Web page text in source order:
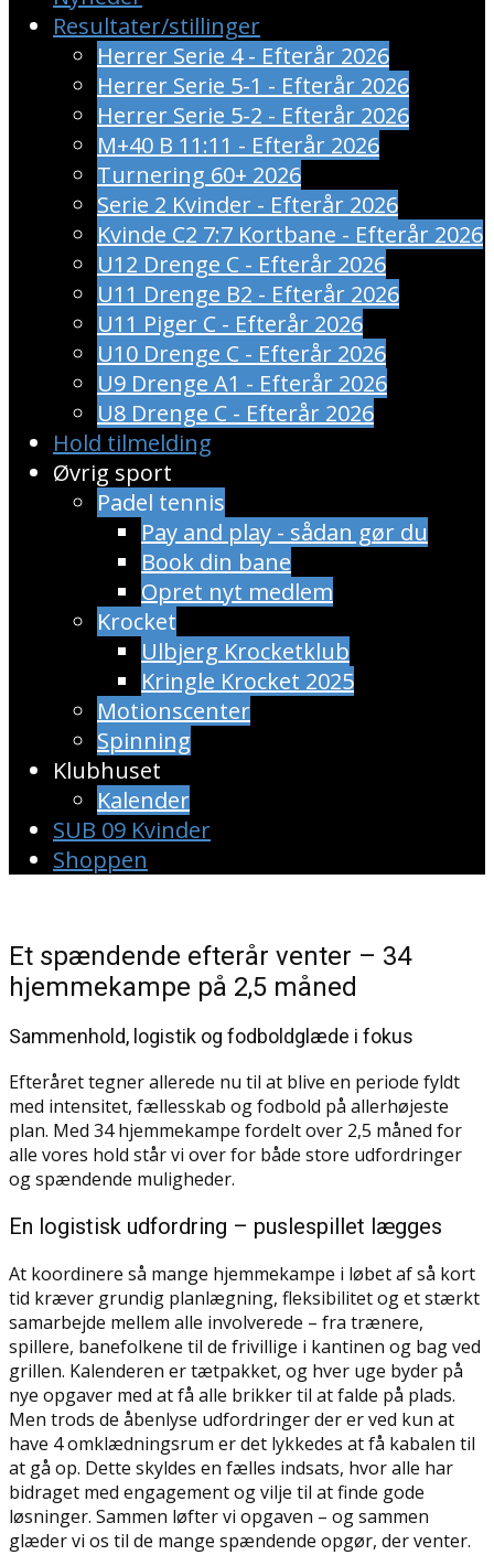
Resultater/stillinger
Herrer Serie 4 - Efterår 2026
Herrer Serie 5-1 - Efterår 2026
Herrer Serie 5-2 - Efterår 2026
M+40 B 11:11 - Efterår 2026
Turnering 60+ 2026
Serie 2 Kvinder - Efterår 2026
Kvinde C2 7:7 Kortbane - Efterår 2026
U12 Drenge C - Efterår 2026
U11 Drenge B2 - Efterår 2026
U11 Piger C - Efterår 2026
U10 Drenge C - Efterår 2026
U9 Drenge A1 - Efterår 2026
U8 Drenge C - Efterår 2026
Hold tilmelding
Øvrig sport
Padel tennis
Pay and play - sådan gør du
Book din bane
Opret nyt medlem
Krocket
Ulbjerg Krocketklub
Kringle Krocket 2025
Motionscenter
Spinning
Klubhuset
Kalender
SUB 09 Kvinder
Shoppen
Et spændende efterår venter – 34
hjemmekampe på 2,5 måned
Sammenhold, logistik og fodboldglæde i fokus
Efteråret tegner allerede nu til at blive en periode fyldt
med intensitet, fællesskab og fodbold på allerhøjeste
plan. Med 34 hjemmekampe fordelt over 2,5 måned for
alle vores hold står vi over for både store udfordringer
og spændende muligheder.
En logistisk udfordring – puslespillet lægges
At koordinere så mange hjemmekampe i løbet af så kort
tid kræver grundig planlægning, fleksibilitet og et stærkt
samarbejde mellem alle involverede – fra trænere,
spillere, banefolkene til de frivillige i kantinen og bag ved
grillen. Kalenderen er tætpakket, og hver uge byder på
nye opgaver med at få alle brikker til at falde på plads.
Men trods de åbenlyse udfordringer der er ved kun at
have 4 omklædningsrum er det lykkedes at få kabalen til
at gå op. Dette skyldes en fælles indsats, hvor alle har
bidraget med engagement og vilje til at finde gode
løsninger. Sammen løfter vi opgaven – og sammen
glæder vi os til de mange spændende opgør, der venter.